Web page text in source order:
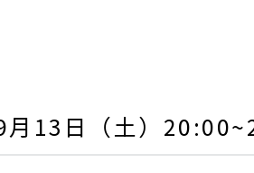
月13日（土）